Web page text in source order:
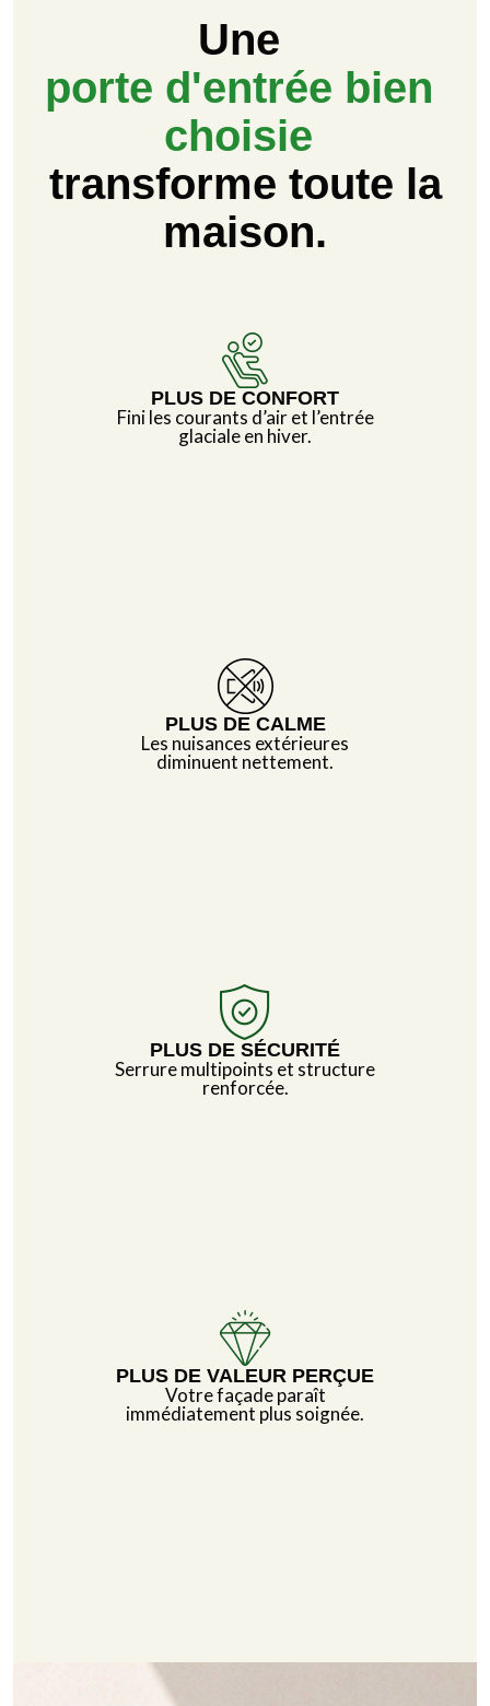
Une
porte d'entrée bien
choisie
transforme toute la
maison.
PLUS DE CONFORT
Fini les courants d’air et l’entrée
glaciale en hiver.
PLUS DE CALME
Les nuisances extérieures
diminuent nettement.
PLUS DE SÉCURITÉ
Serrure multipoints et structure
renforcée.
PLUS DE VALEUR PERÇUE
Votre façade paraît
immédiatement plus soignée.